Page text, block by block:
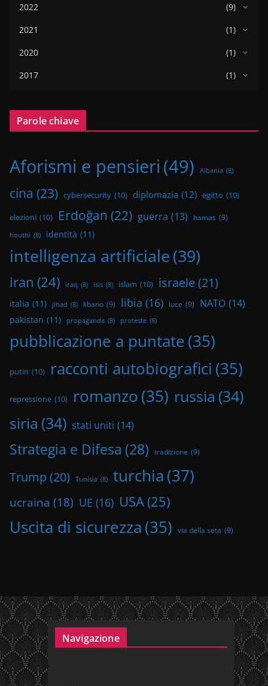
2022
(9)
2021
(1)
2020
(1)
2017
(1)
Parole chiave
Aforismi e pensieri (49) Albania (8)
cina (23) cybersecurity (10) diplomazia (12) egitto (10)
elezioni (10) Erdoğan (22) guerra (13) hamas (9)
houthi (8) identità (11)
intelligenza artificiale(39)
iran (24) iraq (8) isis (8) islam (10) israele(21)
italia (11) jihad (8) libano (9) libia (16) luce (9) NATO (14)
pakistan (11) propaganda (8) proteste (8)
pubblicazione a puntate(35)
putin (10) racconti autobiografici (35)
repressione (10) romanzo(35) russia (34)
siria (34) stati uniti (14)
Strategia e Difesa (28) tradizione (9)
Trump (20) Tunisia (8) turchia(37)
ucraina (18) UE (16) USA (25)
Uscita di sicurezza(35) via della seta (9)
Navigazione